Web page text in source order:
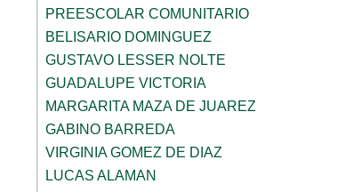
PREESCOLAR COMUNITARIO
BELISARIO DOMINGUEZ
GUSTAVO LESSER NOLTE
GUADALUPE VICTORIA
MARGARITA MAZA DE JUAREZ
GABINO BARREDA
VIRGINIA GOMEZ DE DIAZ
LUCAS ALAMAN